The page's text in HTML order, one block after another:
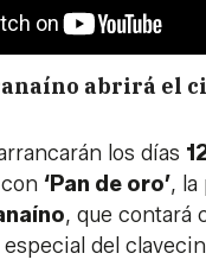
abrirá el
los días
con‘Pan de oro’, la
, que contará
del